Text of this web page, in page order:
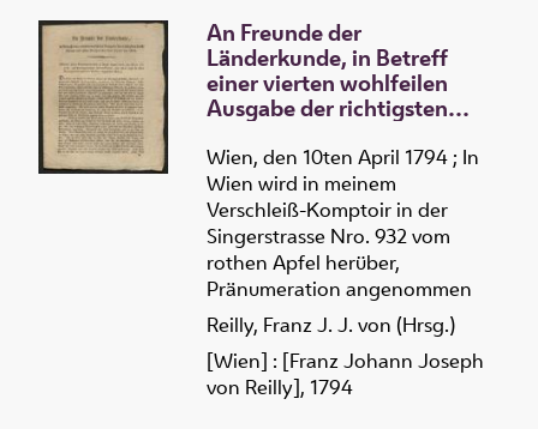
An Freunde der
Länderkunde, in Betreff
einer vierten wohlfeilen
Ausgabe der richtigsten
Reichen der fünf Theile der
Welt
Wien, den 10ten April 1794 ; In
Wien wird in meinem
Verschleiß-Komptoir in der
Singerstrasse Nro. 932 vom
rothen Apfel herüber,
Pränumeration angenommen
Reilly, Franz J. J. von (Hrsg.)
[Wien] : [Franz Johann Joseph
von Reilly], 1794